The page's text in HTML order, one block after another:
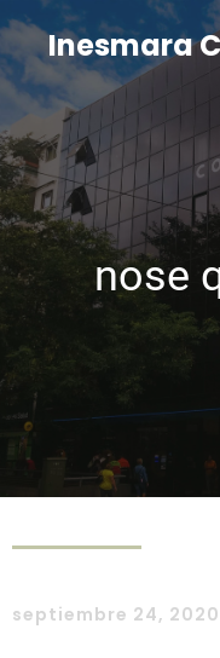
Inesmara
nose
septiembre 24, 2020